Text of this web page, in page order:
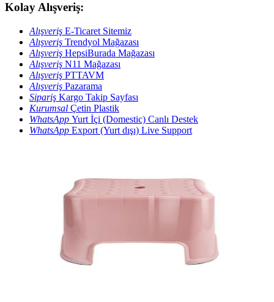
Kolay Alışveriş:
Alışveriş E-Ticaret Sitemiz
Alışveriş Trendyol Mağazası
Alışveriş HepsiBurada Mağazası
Alışveriş N11 Mağazası
Alışveriş PTTAVM
Alışveriş Pazarama
Sipariş Kargo Takip Sayfası
Kurumsal Çetin Plastik
WhatsApp Yurt İçi (Domestic) Canlı Destek
WhatsApp Export (Yurt dışı) Live Support